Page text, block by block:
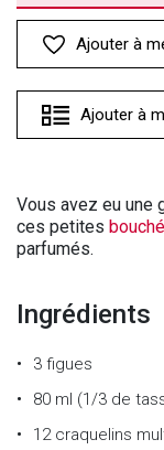
Ajouter à
Ajouter à
Vous avez eu une
ces petites
parfumés.
Ingrédients
3 figues
80 ml (1/3 de
12 craquelins